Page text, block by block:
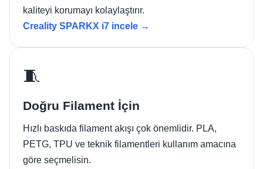
kaliteyi korumayı kolaylaştırır.
Creality SPARKX i7 incele →
🧵
Doğru Filament İçin
Hızlı baskıda filament akışı çok önemlidir. PLA,
PETG, TPU ve teknik filamentleri kullanım amacına
göre seçmelisin.